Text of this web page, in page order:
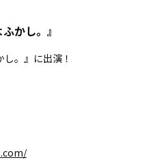
かし。』
。』に出演！